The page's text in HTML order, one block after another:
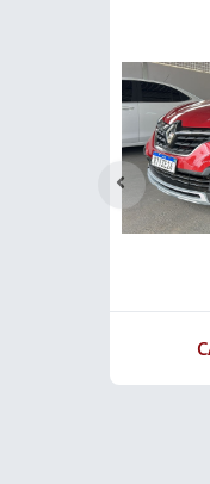
CAPTUR ICONIC 1.3